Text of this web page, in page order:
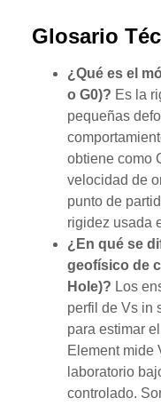
Glosario
¿Qué es el
o G0)? Es la
pequeñas
obtiene como
velocidad de
punto de
rigidez usada
¿En qué se
geofísico de
Hole)? Los
perfil de Vs in
para estimar
Element mide
laboratorio
controlado.